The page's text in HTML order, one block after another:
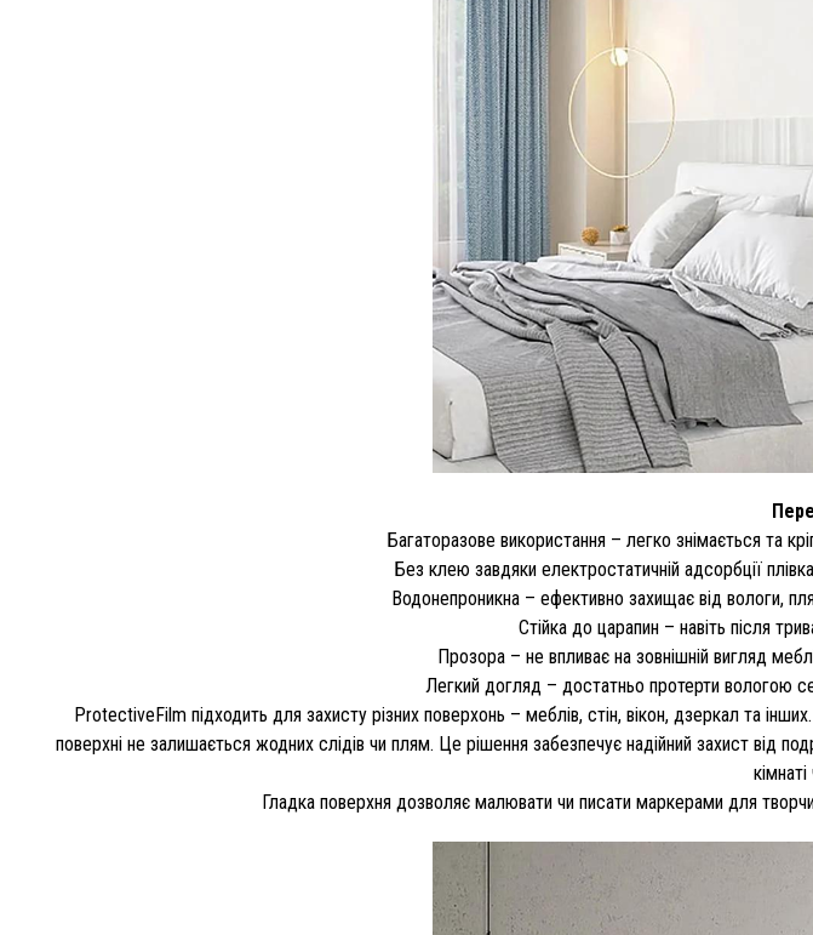
Багаторазове використання – легко знімається та
Без клею завдяки електростатичній адсорбції
Водонепроникна – ефективно захищає від вологи,
Стійка до царапин – навіть після
Прозора – не впливає на зовнішній вигляд
Легкий догляд – достатньо протерти вологою
ProtectiveFilm підходить для захисту різних поверхонь – меблів, стін, вікон, дзеркал та
поверхні не залишається жодних слідів чи плям. Це рішення забезпечує надійний захист від
Гладка поверхня дозволяє малювати чи писати маркерами для